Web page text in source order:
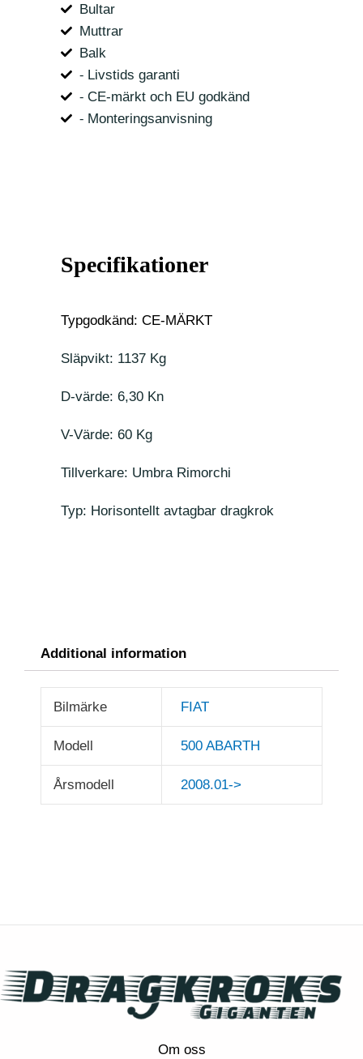
Bultar
Muttrar
Balk
⁃ Livstids garanti
⁃ CE-märkt och EU godkänd
⁃ Monteringsanvisning
Specifikationer
Typgodkänd: CE-MÄRKT
Släpvikt: 1137 Kg
D-värde: 6,30 Kn
V-Värde: 60 Kg
Tillverkare: Umbra Rimorchi
Typ: Horisontellt avtagbar dragkrok
Additional information
Bilmärke FIAT
Modell 500 ABARTH
Årsmodell 2008.01->
Om oss